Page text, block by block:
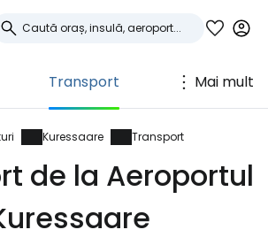
Transport Mai mult
Kuressaare Transport
de la Aeroportul
vă la
mondială a călătorilor